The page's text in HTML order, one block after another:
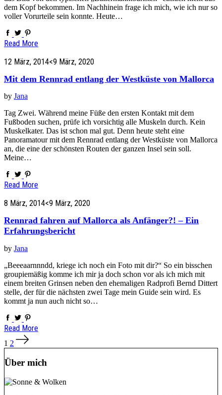
dem Kopf bekommen. Im Nachhinein frage ich mich, wie ich nur so
voller Vorurteile sein konnte. Heute…
Read More
12 März, 2014<9 März, 2020
Mit dem Rennrad entlang der Westküste von Mallorca
by Jana
Tag Zwei. Während meine Füße den ersten Kontakt mit dem
Fußboden suchen, prüfe ich vorsichtig alle Muskeln durch. Kein
Muskelkater. Das ist schon mal gut. Denn heute steht eine
Panoramatour mit dem Rennrad entlang der Westküste von Mallorca
an, die eine der schönsten Routen der ganzen Insel sein soll.
Meine…
Read More
8 März, 2014<9 März, 2020
Rennrad fahren auf Mallorca als Anfänger?! – Ein
Erfahrungsbericht
by Jana
„Beeeaarnnndd, kriege ich noch ein Foto mit dir?“ So ein bisschen
groupiemäßig komme ich mir ja doch schon vor als ich mich mit
einem breiten Grinsen neben den ehemaligen Radprofi Bernd Dittert
stelle, der für die nächsten zwei Tage mein Guide sein wird. Es
kommt ja nun auch nicht so…
Read More
Beitragsnavigation
1 2
Über mich